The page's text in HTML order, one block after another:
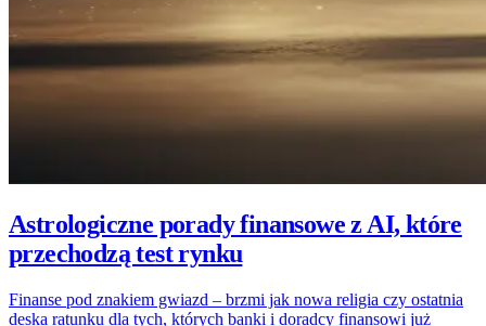
Astrologiczne porady finansowe z AI, które
przechodzą test rynku
Finanse pod znakiem gwiazd – brzmi jak nowa religia czy ostatnia
deska ratunku dla tych, których banki i doradcy finansowi już